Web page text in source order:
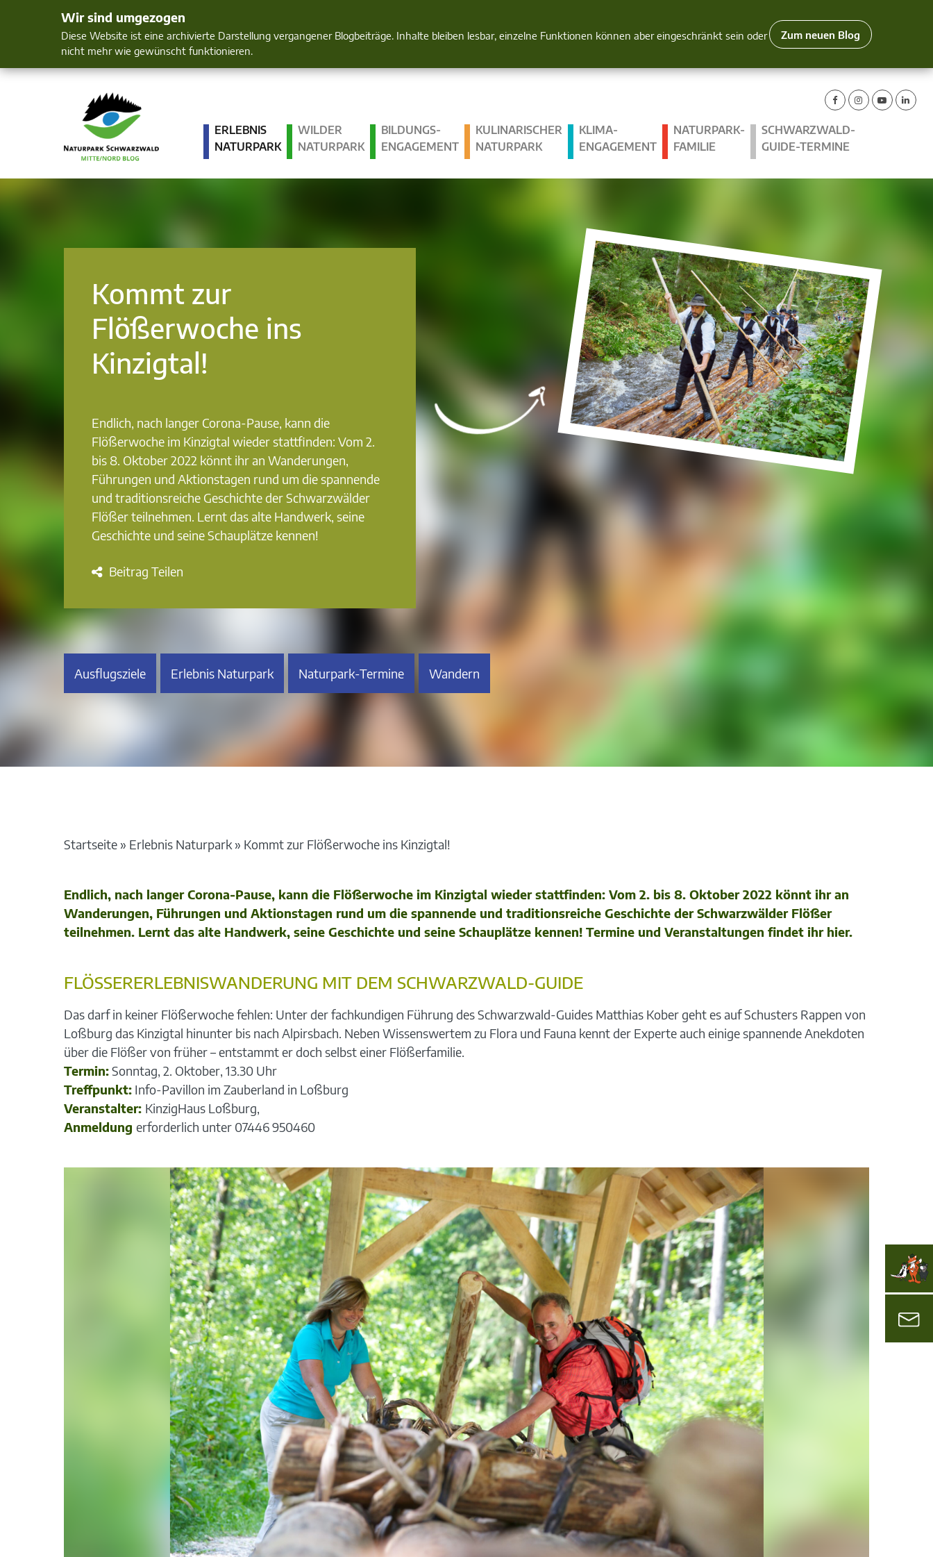
Wir sind umgezogen
Diese Website ist eine archivierte Darstellung vergangener Blogbeiträge. Inhalte bleiben lesbar, einzelne Funktionen können aber eingeschränkt sein oder
nicht mehr wie gewünscht funktionieren.
Zum neuen Blog
Mensch und Natur im Blick
ERLEBNIS
NATURPARK
WILDER
NATURPARK
BILDUNGS­
ENGAGEMENT
KULINARISCHER
NATURPARK
KLIMA­
ENGAGEMENT
NATURPARK-
FAMILIE
SCHWARZWALD-
GUIDE-TERMINE
Kommt zur
Flößerwoche ins
Kinzigtal!
Endlich, nach langer Corona-Pause, kann die
Flößerwoche im Kinzigtal wieder stattfinden: Vom 2.
bis 8. Oktober 2022 könnt ihr an Wanderungen,
Führungen und Aktionstagen rund um die spannende
und traditionsreiche Geschichte der Schwarzwälder
Flößer teilnehmen. Lernt das alte Handwerk, seine
Geschichte und seine Schauplätze kennen!
Beitrag Teilen
Ausflugsziele Erlebnis Naturpark Naturpark-Termine Wandern
Startseite» Erlebnis Naturpark» Kommt zur Flößerwoche ins Kinzigtal!
Endlich, nach langer Corona-Pause, kann die Flößerwoche im Kinzigtal wieder stattfinden: Vom 2. bis 8. Oktober 2022 könnt ihr an
Wanderungen, Führungen und Aktionstagen rund um die spannende und traditionsreiche Geschichte der Schwarzwälder Flößer
teilnehmen. Lernt das alte Handwerk, seine Geschichte und seine Schauplätze kennen! Termine und Veranstaltungen findet ihr hier.
FLÖSSERERLEBNISWANDERUNG MIT DEM SCHWARZWALD-GUIDE
Das darf in keiner Flößerwoche fehlen: Unter der fachkundigen Führung des Schwarzwald-Guides Matthias Kober geht es auf Schusters Rappen von
Loßburg das Kinzigtal hinunter bis nach Alpirsbach. Neben Wissenswertem zu Flora und Fauna kennt der Experte auch einige spannende Anekdoten
über die Flößer von früher – entstammt er doch selbst einer Flößerfamilie.
Termin:Sonntag, 2. Oktober, 13.30 Uhr
Treffpunkt:Info-Pavillon im Zauberland in Loßburg
Veranstalter: KinzigHaus Loßburg,
Anmeldung erforderlich unter 07446 950460